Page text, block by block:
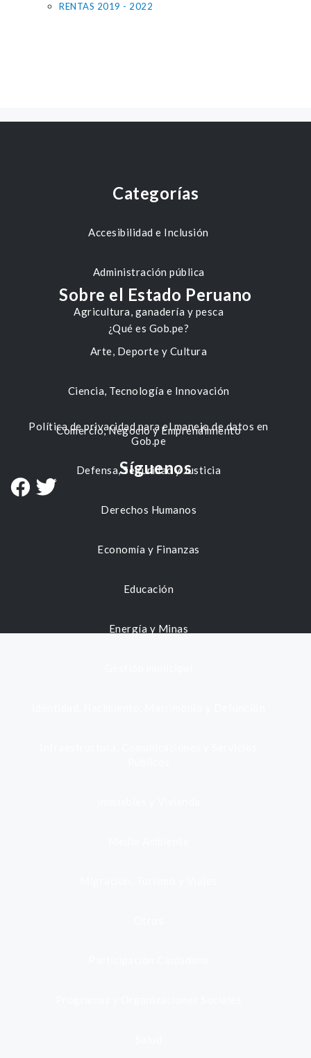
RENTAS 2019 - 2022
Categorías
Accesibilidad e Inclusión
Administración pública
Agricultura, ganadería y pesca
Arte, Deporte y Cultura
Ciencia, Tecnología e Innovación
Comercio, Negocio y Emprendimiento
Defensa, Seguridad y Justicia
Derechos Humanos
Economía y Finanzas
Educación
Energía y Minas
Sobre el Estado Peruano
¿Qué es Gob.pe?
Política de privacidad para el manejo de datos en
Gob.pe
Síguenos